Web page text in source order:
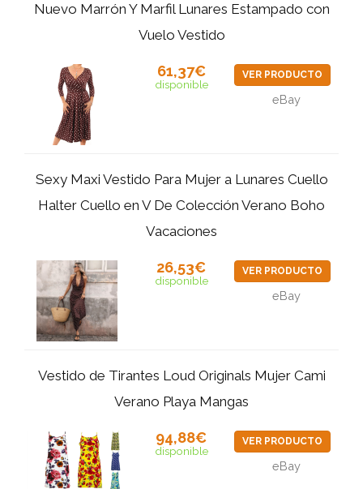
Nuevo Marrón Y Marfil Lunares Estampado con
Vuelo Vestido
61,37€
disponible
VER PRODUCTO
eBay
Sexy Maxi Vestido Para Mujer a Lunares Cuello
Halter Cuello en V De Colección Verano Boho
Vacaciones
26,53€
disponible
VER PRODUCTO
eBay
Vestido de Tirantes Loud Originals Mujer Cami
Verano Playa Mangas
94,88€
disponible
VER PRODUCTO
eBay